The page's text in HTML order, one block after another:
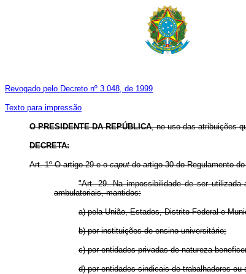
Revogado pelo Decreto nº 3.048, de 1999
Texto para impressão
O PRESIDENTE DA REPÚBLICA, no uso das atribuições
DECRETA:
Art. 1º O artigo 29 e ocaputdo artigo 30 do Regulamento
"Art. 29. Na impossibilidade de ser utilizada
ambulatoriais, mantidos:
a) pela União, Estados, Distrito Federal e
b) por instituições de ensino universitário;
c) por entidades privadas de natureza
d) por entidades sindicais de trabalhadores ou